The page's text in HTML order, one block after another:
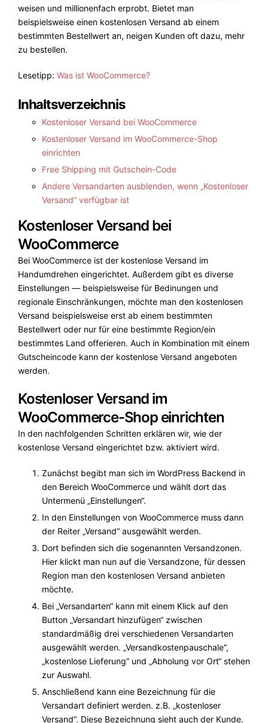
weisen und millionenfach erprobt. Bietet man
beispielsweise einen kostenlosen Versand ab einem
bestimmten Bestellwert an, neigen Kunden oft dazu, mehr
zu bestellen.
Lesetipp: Was ist WooCommerce?
Inhaltsverzeichnis
Kostenloser Versand bei WooCommerce
Kostenloser Versand im WooCommerce-Shop
einrichten
Free Shipping mit Gutschein-Code
Andere Versandarten ausblenden, wenn „Kostenloser
Versand“ verfügbar ist
Kostenloser Versand bei
WooCommerce
Bei WooCommerce ist der kostenlose Versand im
Handumdrehen eingerichtet. Außerdem gibt es diverse
Einstellungen — beispielsweise für Bedinungen und
regionale Einschränkungen, möchte man den kostenlosen
Versand beispielsweise erst ab einem bestimmten
Bestellwert oder nur für eine bestimmte Region/ein
bestimmtes Land offerieren. Auch in Kombination mit einem
Gutscheincode kann der kostenlose Versand angeboten
werden.
Kostenloser Versand im
WooCommerce-Shop einrichten
In den nachfolgenden Schritten erklären wir, wie der
kostenlose Versand eingerichtet bzw. aktiviert wird.
Zunächst begibt man sich im WordPress Backend in
den Bereich WooCommerce und wählt dort das
Untermenü „Einstellungen“.
In den Einstellungen von WooCommerce muss dann
der Reiter „Versand“ ausgewählt werden.
Dort befinden sich die sogenannten Versandzonen.
Hier klickt man nun auf die Versandzone, für dessen
Region man den kostenlosen Versand anbieten
möchte.
Bei „Versandarten“ kann mit einem Klick auf den
Button „Versandart hinzufügen“ zwischen
standardmäßig drei verschiedenen Versandarten
ausgewählt werden. „Versandkostenpauschale“,
„kostenlose Lieferung“ und „Abholung vor Ort“ stehen
zur Auswahl.
Anschließend kann eine Bezeichnung für die
Versandart definiert werden. z.B. „kostenloser
Versand“. Diese Bezeichnung sieht auch der Kunde.